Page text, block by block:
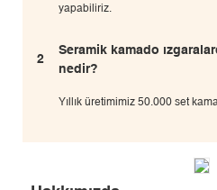
yapabiliriz.
2
Seramik kamado
nedir?
Yıllık üretimimiz 50.000 set